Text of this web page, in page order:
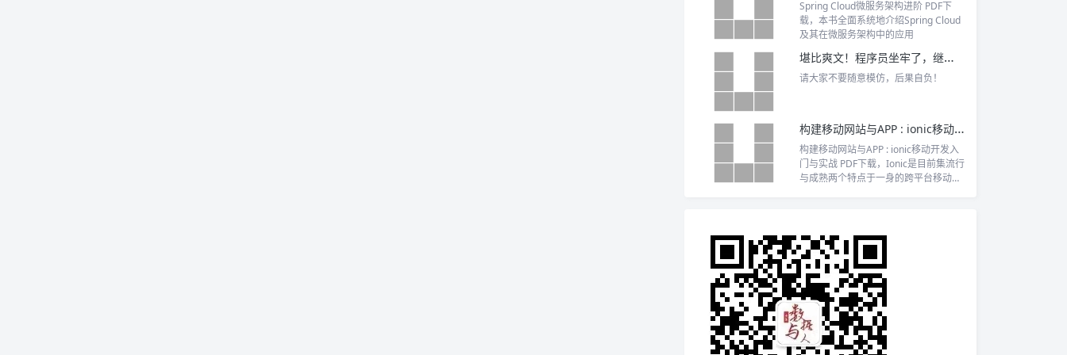
Spring Cloud微服务架构进阶 PDF下
载，本书全面系统地介绍Spring Cloud
及其在微服务架构中的应用
堪比爽文！程序员坐牢了，继续被安排写代码。
请大家不要随意模仿，后果自负！
构建移动网站与APP : ionic移动开发入门与实战 PDF下载
构建移动网站与APP : ionic移动开发入
门与实战 PDF下载，Ionic是目前集流行
与成熟两个特点于一身的跨平台移动开